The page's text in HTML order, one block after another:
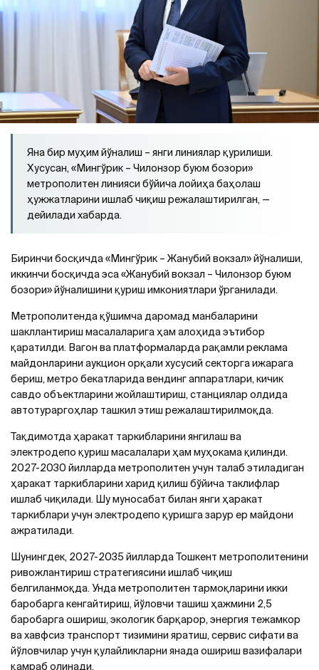
Яна бир муҳим йўналиш – янги линиялар қурилиши.
Хусусан, «Мингўрик – Чилонзор буюм бозори»
метрополитен линияси бўйича лойиҳа баҳолаш
ҳужжатларини ишлаб чиқиш режалаштирилган, —
дейилади хабарда.
Биринчи босқичда «Мингўрик – Жанубий вокзал» йўналиши,
иккинчи босқичда эса «Жанубий вокзал – Чилонзор буюм
бозори» йўналишини қуриш имкониятлари ўрганилади.
Метрополитенда қўшимча даромад манбаларини
шакллантириш масалаларига ҳам алоҳида эътибор
қаратилди. Вагон ва платформаларда рақамли реклама
майдонларини аукцион орқали хусусий секторга ижарага
бериш, метро бекатларида вендинг аппаратлари, кичик
савдо объектларини жойлаштириш, станциялар олдида
автотураргоҳлар ташкил этиш режалаштирилмоқда.
Тақдимотда ҳаракат таркибларини янгилаш ва
электродепо қуриш масалалари ҳам муҳокама қилинди.
2027-2030 йилларда метрополитен учун талаб этиладиган
ҳаракат таркибларини харид қилиш бўйича таклифлар
ишлаб чиқилади. Шу муносабат билан янги ҳаракат
таркиблари учун электродепо қуришга зарур ер майдони
ажратилади.
Шунингдек, 2027-2035 йилларда Тошкент метрополитенини
ривожлантириш стратегиясини ишлаб чиқиш
белгиланмоқда. Унда метрополитен тармоқларини икки
баробарга кенгайтириш, йўловчи ташиш ҳажмини 2,5
баробарга ошириш, экологик барқарор, энергия тежамкор
ва хавфсиз транспорт тизимини яратиш, сервис сифати ва
йўловчилар учун қулайликларни янада ошириш вазифалари
қамраб олинади.